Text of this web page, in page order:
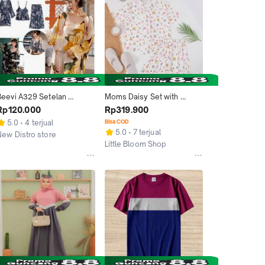
A329 Setelan
3 In 1 Import
Piyama Dewasa Baju Tidur
5.0
4 terjual
Distro store
Moms Daisy Set with
KERAH LITTLE BLOOM
setelan/baju tidur/piyama
wanit
Rp319.900
Bisa COD
5.0
7 terjual
Little Bloom Shop